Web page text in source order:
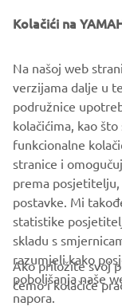
Kolačići na
Na našoj web
verzijama dalje u
podružnice
kolačićima, kao
funkcionalne
stranice i
prema
postavke. Mi
statistike
skladu s
razumjeli kako
poboljšanja naše
napora.
Ako priložite svoj
ćemo i kolačiće